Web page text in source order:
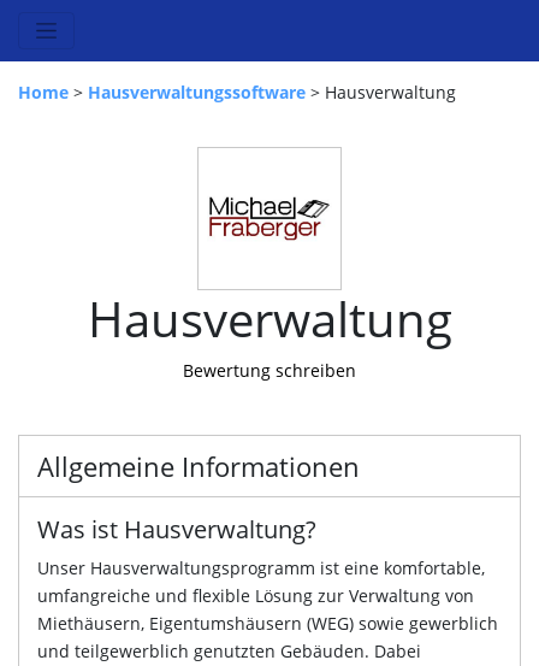
Home > Hausverwaltungssoftware > Hausverwaltung
Hausverwaltung
Bewertung schreiben
Allgemeine Informationen
Was ist Hausverwaltung?
Unser Hausverwaltungsprogramm ist eine komfortable,
umfangreiche und flexible Lösung zur Verwaltung von
Miethäusern, Eigentumshäusern (WEG) sowie gewerblich
und teilgewerblich genutzten Gebäuden. Dabei